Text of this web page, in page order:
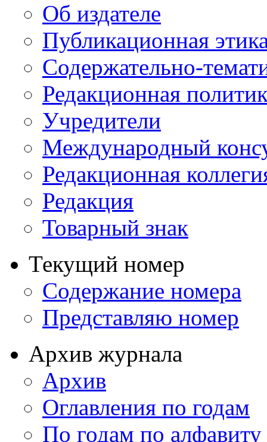
Об издателе
Публикационная
Содержательно-
Редакционная
Учредители
Международный
Редакционная
Редакция
Товарный знак
Текущий номер
Содержание номера
Представляю номер
Архив журнала
Архив
Оглавления по годам
По годам по алфавиту